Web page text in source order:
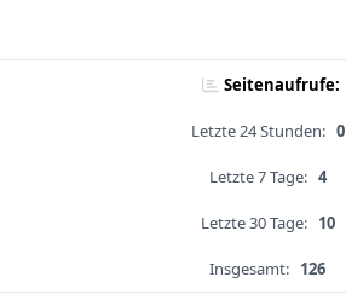
Seitenaufrufe:
Letzte 24 Stunden: 0
Letzte 7 Tage: 4
Letzte 30 Tage: 10
Insgesamt: 126